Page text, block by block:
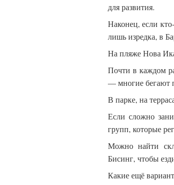
для развития.
Наконец, если
лишь изредка, в
На пляже Нова
Почти в каждом
— многие бегают
В парке, на
Если сложно
групп, которые
Можно найти
Бисинг, чтобы
Какие ещё